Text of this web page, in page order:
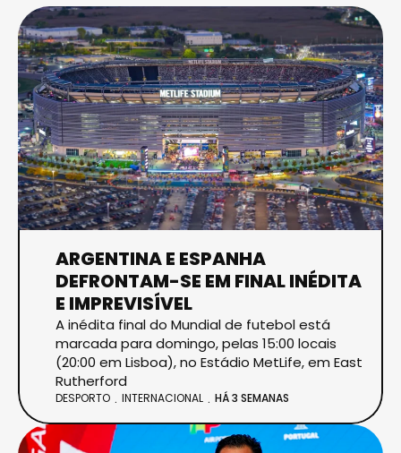
ARGENTINA E ESPANHA
DEFRONTAM-SE EM FINAL INÉDITA
E IMPREVISÍVEL
A inédita final do Mundial de futebol está
marcada para domingo, pelas 15:00 locais
(20:00 em Lisboa), no Estádio MetLife, em East
Rutherford
DESPORTO INTERNACIONAL HÁ 3 SEMANAS